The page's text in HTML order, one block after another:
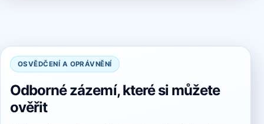
OSVĚDČENÍ A OPRÁVNĚNÍ
Odborné zázemí, které si můžete
ověřit